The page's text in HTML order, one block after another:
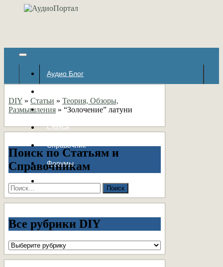
Аудио Блог
Авторские страницы
Статьи
Справочник
Форумы
DIY » Статьи » Теория, Обзоры,
Размышления » “Золочение” латуни
Поиск по Статьям и
Справочникам
Найти:
Все рубрики DIY
Все
рубрики
DIY